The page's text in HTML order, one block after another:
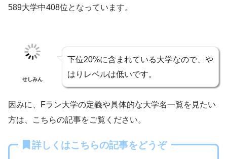
589大学中408位となっています。
せしみん
下位20%に含まれている大学なので、や
はりレベルは低いです。
因みに、Fラン大学の定義や具体的な大学名一覧を見たい
方は、こちらの記事をご覧ください。
詳しくはこちらの記事をどうぞ